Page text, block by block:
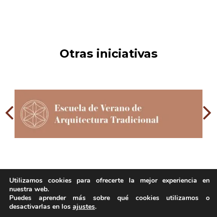
Otras iniciativas
Utilizamos cookies para ofrecerte la mejor experiencia en
nuestra web.
Puedes aprender más sobre qué cookies utilizamos o
desactivarlas en los ajustes.